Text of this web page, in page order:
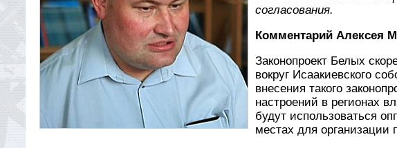
согласования.
Комментарий Алексея
Законопроект Белых
вокруг Исаакиевского
внесения такого
настроений в регионах
будут использоваться
местах для организации